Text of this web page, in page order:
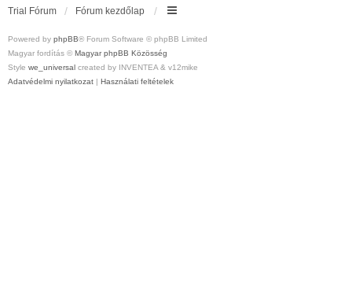
Trial Fórum Fórum kezdőlap
Powered by phpBB® Forum Software © phpBB Limited
Magyar fordítás © Magyar phpBB Közösség
Style we_universal created by INVENTEA & v12mike
Adatvédelmi nyilatkozat | Használati feltételek